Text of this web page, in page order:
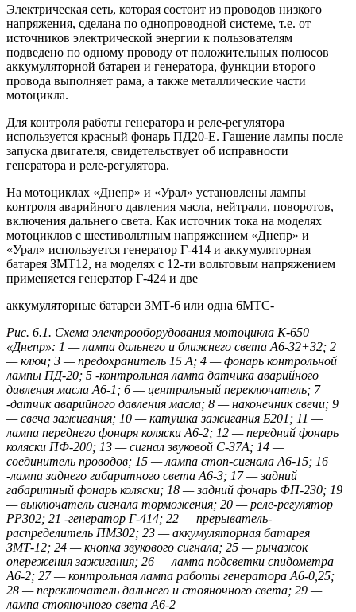
Электрическая сеть, которая состоит из проводов низкого
напряжения, сделана по однопроводной системе, т.е. от
источников электрической энергии к пользователям
подведено по одному проводу от положительных полюсов
аккумуляторной батареи и генератора, функции второго
провода выполняет рама, а также металлические части
мотоцикла.
Для контроля работы генератора и реле-регулятора
используется красный фонарь ПД20-Е. Гашение лампы после
запуска двигателя, свидетельствует об исправности
генератора и реле-регулятора.
На мотоциклах «Днепр» и «Урал» установлены лампы
контроля аварийного давления масла, нейтрали, поворотов,
включения дальнего света. Как источник тока на моделях
мотоциклов с шестивольтным напряжением «Днепр» и
«Урал» используется генератор Г-414 и аккумуляторная
батарея ЗМТ12, на моделях с 12-ти вольтовым напряжением
применяется генератор Г-424 и две
аккумуляторные батареи ЗМТ-6 или одна 6МТС-
Рис. 6.1. Схема электрооборудования мотоцикла К-650
«Днепр»: 1 — лампа дальнего и ближнего света А6-32+32; 2
— ключ; 3 — предохранитель 15 А; 4 — фонарь контрольной
лампы ПД-20; 5 -контрольная лампа датчика аварийного
давления масла А6-1; 6 — центральный переключатель; 7
-датчик аварийного давления масла; 8 — наконечник свечи; 9
— свеча зажигания; 10 — катушка зажигания Б201; 11 —
лампа переднего фонаря коляски А6-2; 12 — передний фонарь
коляски ПФ-200; 13 — сигнал звуковой С-37А; 14 —
соединитель проводов; 15 — лампа стоп-сигнала А6-15; 16
-лампа заднего габаритного света А6-3; 17 — задний
габаритный фонарь коляски; 18 — задний фонарь ФП-230; 19
— выключатель сигнала торможения; 20 — реле-регулятор
РР302; 21 -генератор Г-414; 22 — прерыватель-
распределитель ПМ302; 23 — аккумуляторная батарея
ЗМТ-12; 24 — кнопка звукового сигнала; 25 — рычажок
опережения зажигания; 26 — лампа подсветки спидометра
А6-2; 27 — контрольная лампа работы генератора А6-0,25;
28 — переключатель дальнего и стояночного света; 29 —
лампа стояночного света А6-2